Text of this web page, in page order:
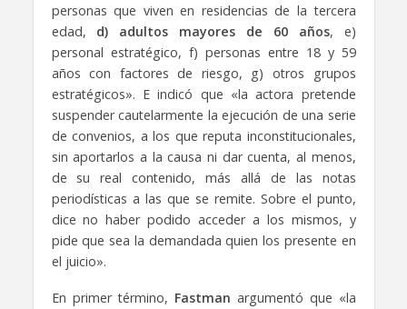
personas que viven en residencias de la tercera
edad, d) adultos mayores de 60 años, e)
personal estratégico, f) personas entre 18 y 59
años con factores de riesgo, g) otros grupos
estratégicos». E indicó que «la actora pretende
suspender cautelarmente la ejecución de una serie
de convenios, a los que reputa inconstitucionales,
sin aportarlos a la causa ni dar cuenta, al menos,
de su real contenido, más allá de las notas
periodísticas a las que se remite. Sobre el punto,
dice no haber podido acceder a los mismos, y
pide que sea la demandada quien los presente en
el juicio».
En primer término, Fastman argumentó que «la